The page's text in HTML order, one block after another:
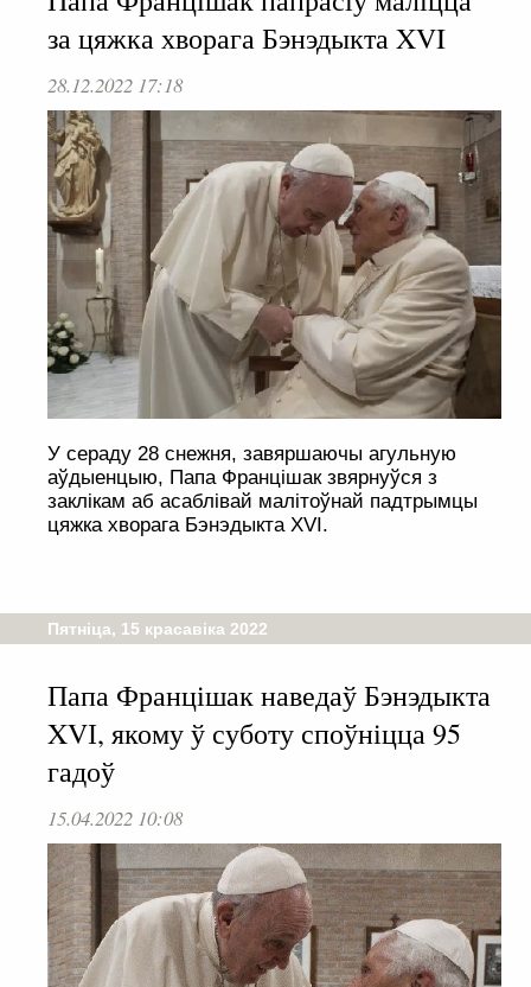
за цяжка хворага Бэнэдыкта XVI
28.12.2022 17:18
У сераду 28 снежня, завяршаючы агульную
аўдыенцыю, Папа Францішак звярнуўся з
заклікам аб асаблівай малітоўнай падтрымцы
цяжка хворага Бэнэдыкта XVI.
Пятніца, 15 красавіка 2022
Папа Францішак наведаў Бэнэдыкта
XVІ, якому ў суботу споўніцца 95
гадоў
15.04.2022 10:08